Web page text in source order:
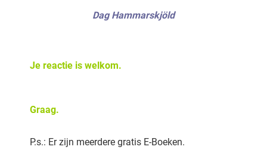
Dag Hammarskjöld
Je reactie is welkom.
Graag.
P.s.: Er zijn meerdere gratis E-Boeken.